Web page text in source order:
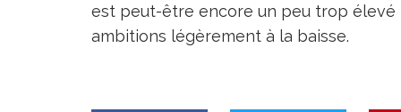
est peut-être encore un peu trop élevé
ambitions légèrement à la baisse.